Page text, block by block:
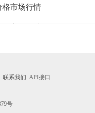
格市场行情
市场行情
市场行情
联系我们 API接口
号